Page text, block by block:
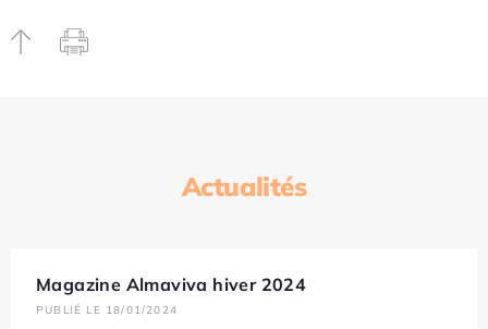
Actualités
Magazine Almaviva hiver 2024
PUBLIÉ LE 18/01/2024